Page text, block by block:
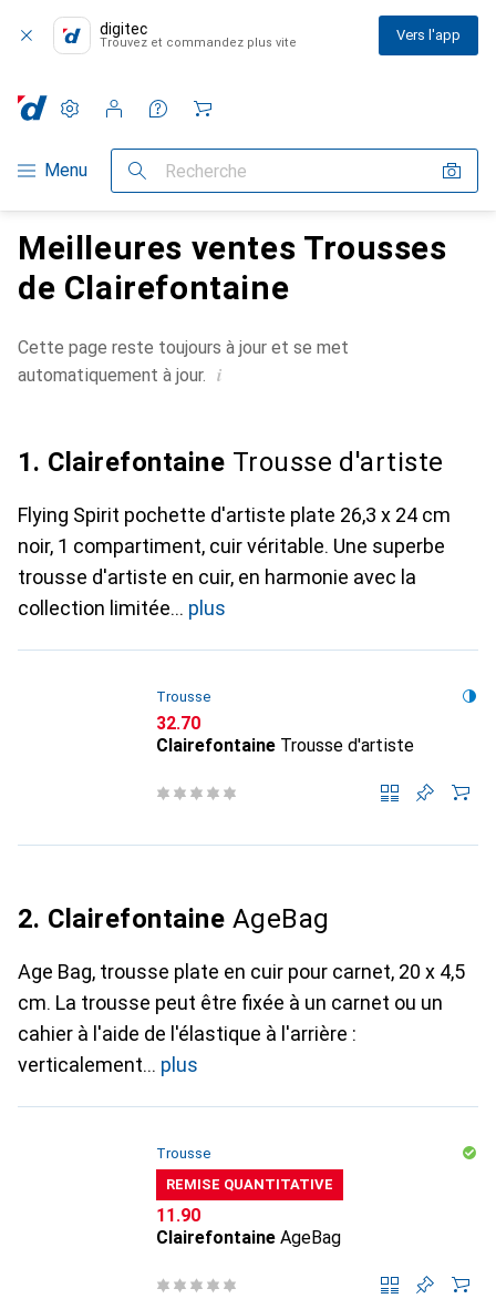
digitec
Trouvez et commandez plus vite Vers l'app
Navigation par catégorie
Menu Recherche
Paramètres
Compte client
Listes de comparaison
Listes d'envies
Panier
Meilleures ventes Trousses
de Clairefontaine
Cette page reste toujours à jour et se met
automatiquement à jour. i
1. Clairefontaine Trousse d'artiste
Flying Spirit pochette d'artiste plate 26,3 x 24 cm
noir, 1 compartiment, cuir véritable. Une superbe
trousse d'artiste en cuir, en harmonie avec la
collection limitée
plus
Trousse
CHF
32.70
Clairefontaine Trousse d'artiste
2. Clairefontaine AgeBag
Age Bag, trousse plate en cuir pour carnet, 20 x 4,5
cm. La trousse peut être fixée à un carnet ou un
cahier à l'aide de l'élastique à l'arrière :
verticalement
plus
Trousse
REMISE QUANTITATIVE
CHF
11.90
Clairefontaine AgeBag